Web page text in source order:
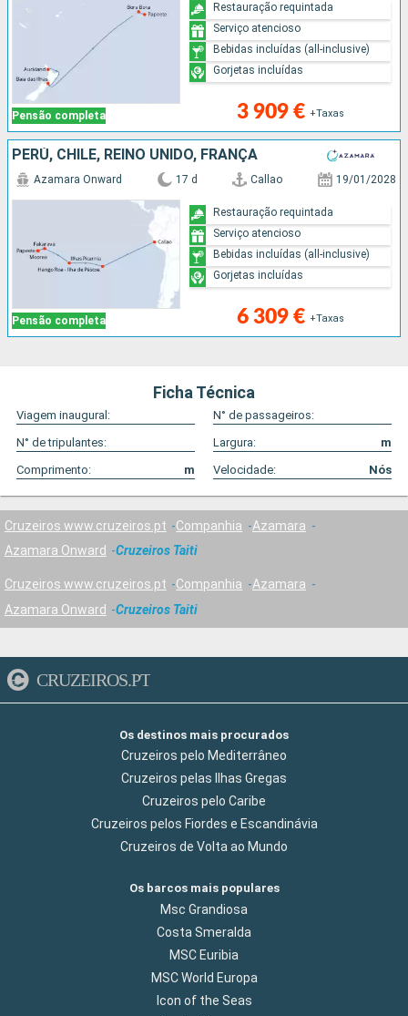
Pensão completa 3 909 € +Taxas
Restauração requintada
Serviço atencioso
Bebidas incluídas (all-inclusive)
Gorjetas incluídas
PERÚ, CHILE, REINO UNIDO, FRANÇA
Pensão completa
Azamara Onward 17 d Callao 19/01/2028
6 309 € +Taxas
Restauração requintada
Serviço atencioso
Bebidas incluídas (all-inclusive)
Gorjetas incluídas
Ficha Técnica
Viagem inaugural:
N° de passageiros:
N° de tripulantes:
Largura:
m
Comprimento:
m Velocidade: Nós
Cruzeiros www.cruzeiros.pt Companhia
Azamara
Azamara Onward
Cruzeiros Taiti
Cruzeiros www.cruzeiros.pt Companhia
Azamara
Azamara Onward
Cruzeiros Taiti
CRUZEIROS.PT
Os destinos mais procurados
Cruzeiros pelo Mediterrâneo
Cruzeiros pelas Ilhas Gregas
Cruzeiros pelo Caribe
Cruzeiros pelos Fiordes e Escandinávia
Cruzeiros de Volta ao Mundo
Os barcos mais populares
Msc Grandiosa
Costa Smeralda
MSC Euribia
MSC World Europa
Icon of the Seas